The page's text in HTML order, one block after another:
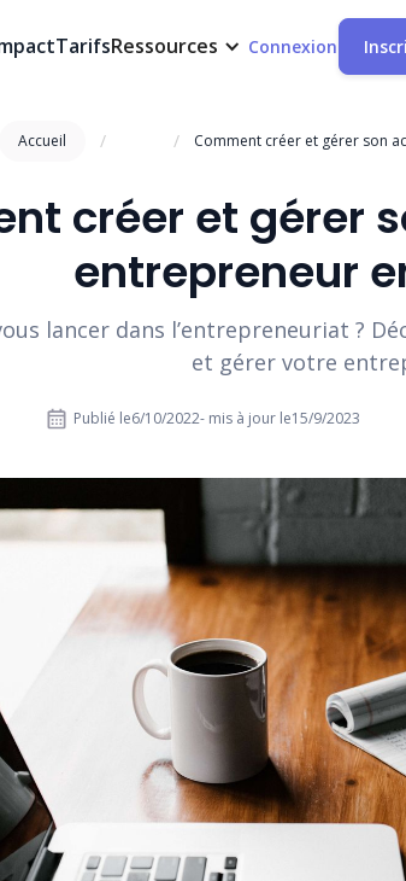
TarifsRessources Connexion
Accueil / / Comment créer et gérer son
créer et gérer
entrepreneur
lancer dans l’entrepreneuriat ?
et gérer votre
Publié le6/10/2022- mis à jour le15/9/2023